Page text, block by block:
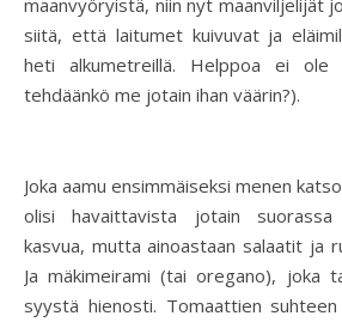
maanvyöryistä, niin nyt maanviljelijät
siitä, että laitumet kuivuvat ja
heti alkumetreillä. Helppoa ei ole
tehdäänkö me jotain ihan väärin?).
Joka aamu ensimmäiseksi menen
olisi havaittavista jotain suorassa
kasvua, mutta ainoastaan salaatit ja
Ja mäkimeirami (tai oregano), joka
syystä hienosti. Tomaattien